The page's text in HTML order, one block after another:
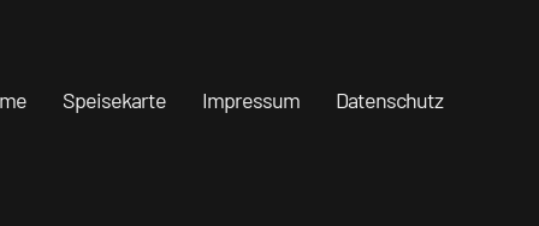
Speisekarte Impressum Datenschutz